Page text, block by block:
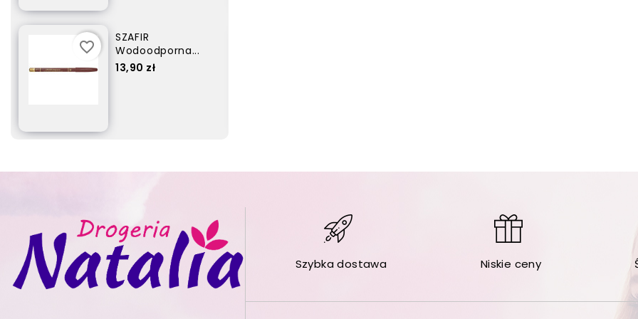
favorite_border
SZAFIR
Wodoodporna...
Cena
17,90 zł
Szybka dostawa Niskie ceny